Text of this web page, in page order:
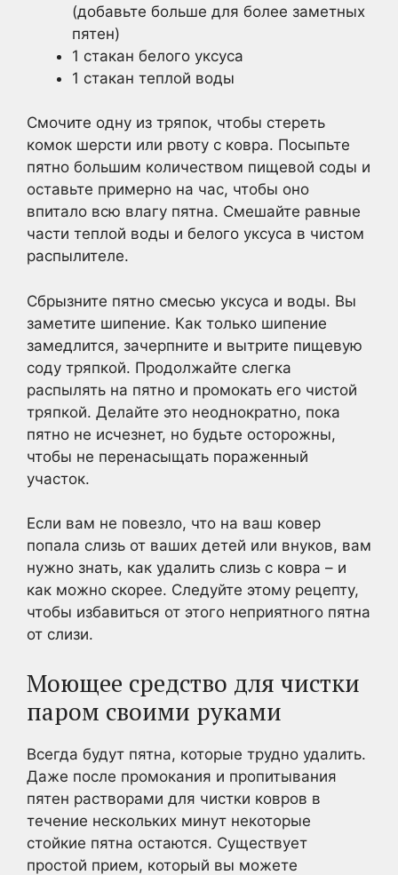
(добавьте больше для более заметных
пятен)
1 стакан белого уксуса
1 стакан теплой воды
Смочите одну из тряпок, чтобы стереть
комок шерсти или рвоту с ковра. Посыпьте
пятно большим количеством пищевой соды и
оставьте примерно на час, чтобы оно
впитало всю влагу пятна. Смешайте равные
части теплой воды и белого уксуса в чистом
распылителе.
Сбрызните пятно смесью уксуса и воды. Вы
заметите шипение. Как только шипение
замедлится, зачерпните и вытрите пищевую
соду тряпкой. Продолжайте слегка
распылять на пятно и промокать его чистой
тряпкой. Делайте это неоднократно, пока
пятно не исчезнет, но будьте осторожны,
чтобы не перенасыщать пораженный
участок.
Если вам не повезло, что на ваш ковер
попала слизь от ваших детей или внуков, вам
нужно знать, как удалить слизь с ковра – и
как можно скорее. Следуйте этому рецепту,
чтобы избавиться от этого неприятного пятна
от слизи.
Моющее средство для чистки
паром своими руками
Всегда будут пятна, которые трудно удалить.
Даже после промокания и пропитывания
пятен растворами для чистки ковров в
течение нескольких минут некоторые
стойкие пятна остаются. Существует
простой прием, который вы можете